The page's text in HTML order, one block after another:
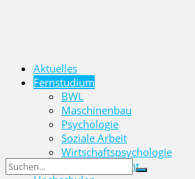
Aktuelles
Fernstudium
BWL
Maschinenbau
Psychologie
Soziale Arbeit
Wirtschaftspsychologie
Wirtschaftsrecht